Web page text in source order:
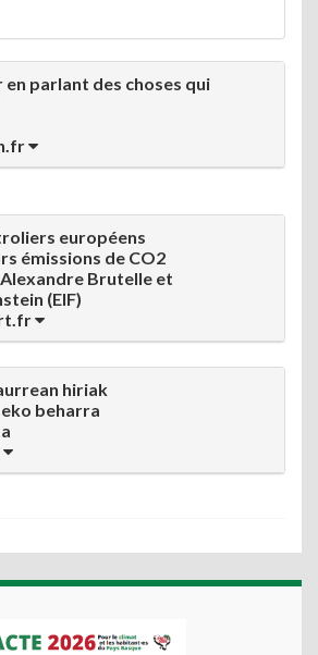
en parlant des choses qui
européens
émissions de CO2
Brutelle et
(EIF)
hiriak
beharra